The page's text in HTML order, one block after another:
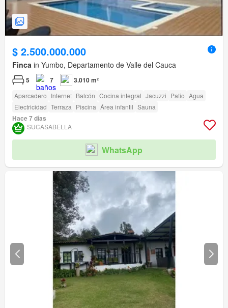
$ 2.500.000.000
Finca in Yumbo, Departamento de Valle del Cauca
5 7 3.010 m²
Aparcadero Internet Balcón Cocina integral Jacuzzi Patio Agua
Electricidad Terraza Piscina Área infantil Sauna
Hace 7 días
SUCASABELLA
WhatsApp